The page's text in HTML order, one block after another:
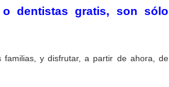
dentistas gratis, son sólo
familias, y disfrutar, a partir de ahora, de